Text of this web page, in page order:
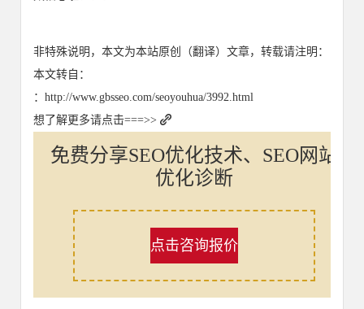
非特殊说明，本文为本站原创（翻译）文章，转载请注明：
本文转自：
：http://www.gbsseo.com/seoyouhua/3992.html
想了解更多请点击===>>
免费分享SEO优化技术、SEO网站
优化诊断
点击咨询报价